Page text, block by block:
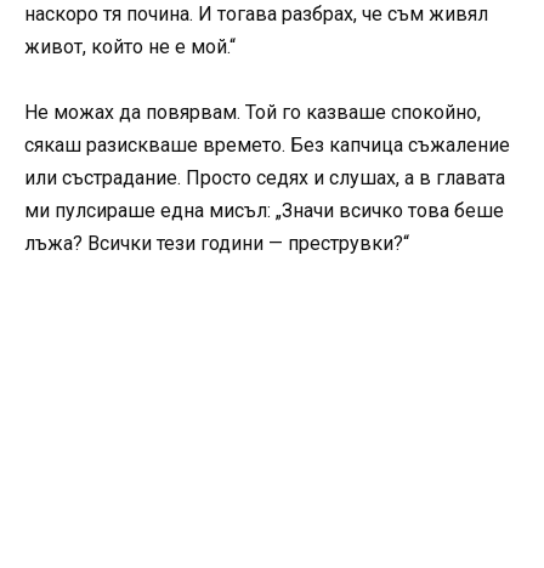
наскоро тя почина. И тогава разбрах, че съм живял
живот, който не е мой.“
Не можах да повярвам. Той го казваше спокойно,
сякаш разискваше времето. Без капчица съжаление
или състрадание. Просто седях и слушах, а в главата
ми пулсираше една мисъл: „Значи всичко това беше
лъжа? Всички тези години — преструвки?“